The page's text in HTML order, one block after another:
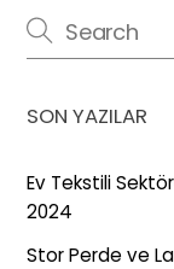
SON YAZILAR
Ev Tekstili
2024
Stor Perde ve